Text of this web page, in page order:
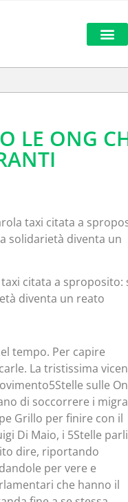
LE ONG
taxi citata a
solidarietà diventa un
citata a sproposito:
diventa un reato
tempo. Per capire
La tristissima
sulle
di soccorrere i
Grillo per finire con il
Di Maio, i 5Stelle
dire, riportando
per vere e
che hanno il